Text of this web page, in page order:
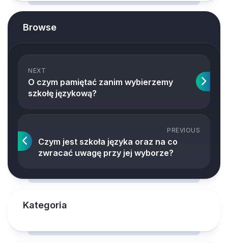
Browse
NEXT
O czym pamiętać zanim wybierzemy
szkołę językową?
PREVIOUS
Czym jest szkoła języka oraz na co
zwracać uwagę przy jej wyborze?
Kategoria